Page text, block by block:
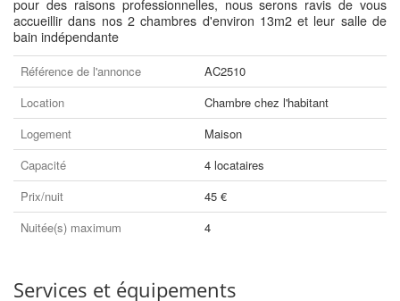
pour des raisons professionnelles, nous serons ravis de vous
accueillir dans nos 2 chambres d'environ 13m2 et leur salle de
bain indépendante
Référence de l'annonce
AC2510
Location
Chambre chez l'habitant
Logement
Maison
Capacité
4 locataires
Prix/nuit
45 €
Nuitée(s) maximum
4
Services et équipements